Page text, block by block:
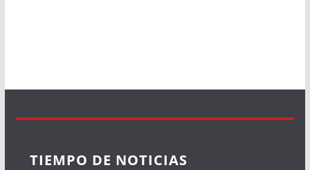
TIEMPO DE NOTICIAS